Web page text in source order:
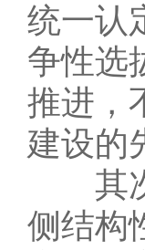
统一认
争性选
推进，
建设的
其次
侧结构